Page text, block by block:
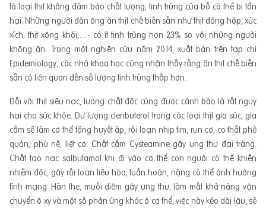
là loại thịt không đảm bảo chất lượng, tinh trùng của bố có thể bị tổn
hại. Những người đàn ông ăn thịt chế biến sẵn như thịt đóng hộp, xúc
xích, thịt xông khói,…- có ít tinh trùng hơn 23% so với những người
không ăn. Trong một nghiên cứu năm 2014, xuất bản trên tạp chí
Epidemiology, các nhà khoa học cũng nhận thấy rằng ăn thịt chế biến
sẵn có liên quan đến số lượng tinh trùng thấp hơn.
Đối với thịt siêu nạc, lượng chất độc cũng được cảnh báo là rất nguy
hại cho sức khỏe. Dư lượng clenbuterol trong các loại thịt gia súc, gia
cầm sẽ làm cơ thể tăng huyết áp, rối loạn nhịp tim, run cơ, co thắt phế
quản, phù nề, liệt cơ. Chất cấm Cysteamine gây ung thư đại tràng.
Chất tạo nạc salbutamol khi đi vào cơ thể con người có thể khiến
nhiễm độc, gây rối loạn tiêu hóa, tuần hoàn, nặng có thể ảnh hưởng
tính mạng. Hàn the, muối diêm gây ung thư, làm mất khả năng vận
chuyển ô xy và một số phản ứng khác ở cơ thể, việc này kéo dài lâu, sẽ